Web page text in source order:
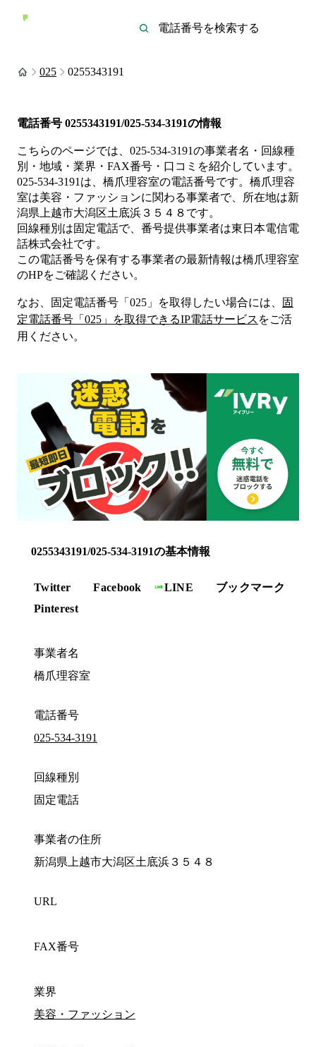
025 0255343191
電話番号 0255343191/025-534-3191の情報
こちらのページでは、 025-534-3191の事業者名・回線種
別・地域・業界・FAX番号・口コミを紹介しています。
025-534-3191 は、 橋爪理容室の電話番号です。 橋爪理容
室は美容・ファッションに関わる事業者で、所在地は新
潟県上越市大潟区土底浜３５４８ です。
回線種別は固定電話で、番号提供事業者は東日本電信電
話株式会社です。
この電話番号を保有する事業者の最新情報は橋爪理容室
のHPをご確認ください。
なお、固定電話番号「 025 」を取得したい場合には、
固
定電話番号「 025 」を取得できるIP電話サービス をご活
用ください。
0255343191/025-534-3191の基本情報
Twitter Facebook LINE
ブックマーク
Pinterest
事業者名
橋爪理容室
電話番号
025-534-3191
回線種別
固定電話
事業者の住所
新潟県上越市大潟区土底浜３５４８
URL
FAX番号
業界
美容・ファッション